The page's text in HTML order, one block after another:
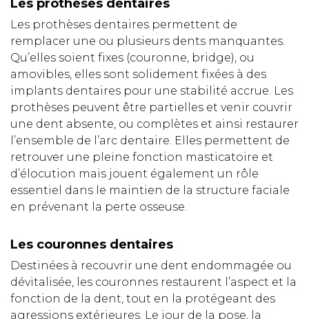
Les prothèses dentaires
Les prothèses dentaires permettent de
remplacer une ou plusieurs dents manquantes.
Qu’elles soient fixes (couronne, bridge), ou
amovibles, elles sont solidement fixées à des
implants dentaires pour une stabilité accrue. Les
prothèses peuvent être partielles et venir couvrir
une dent absente, ou complètes et ainsi restaurer
l’ensemble de l’arc dentaire. Elles permettent de
retrouver une pleine fonction masticatoire et
d’élocution mais jouent également un rôle
essentiel dans le maintien de la structure faciale
en prévenant la perte osseuse.
Les couronnes dentaires
Destinées à recouvrir une dent endommagée ou
dévitalisée, les couronnes restaurent l’aspect et la
fonction de la dent, tout en la protégeant des
agressions extérieures. Le jour de la pose, la